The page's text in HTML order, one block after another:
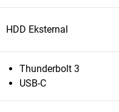
HDD Eksternal
Thunderbolt 3
USB-C